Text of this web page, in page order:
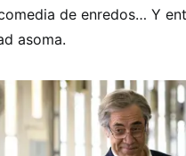
de enredos… Y
asoma.